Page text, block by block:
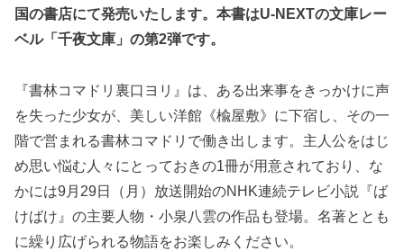
国の書店にて発売いたします。本書はU-NEXTの文庫レー
ベル「千夜文庫」の第2弾です。
『書林コマドリ裏口ヨリ』は、ある出来事をきっかけに声
を失った少女が、美しい洋館《楡屋敷》に下宿し、その一
階で営まれる書林コマドリで働き出します。主人公をはじ
め思い悩む人々にとっておきの1冊が用意されており、な
かには9月29日（月）放送開始のNHK連続テレビ小説『ば
けばけ』の主要人物・小泉八雲の作品も登場。名著ととも
に繰り広げられる物語をお楽しみください。